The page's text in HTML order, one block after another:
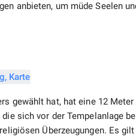
anbieten, um müde Seelen
gewählt hat, hat eine 12
sich vor der Tempelanlage
Überzeugungen. Es